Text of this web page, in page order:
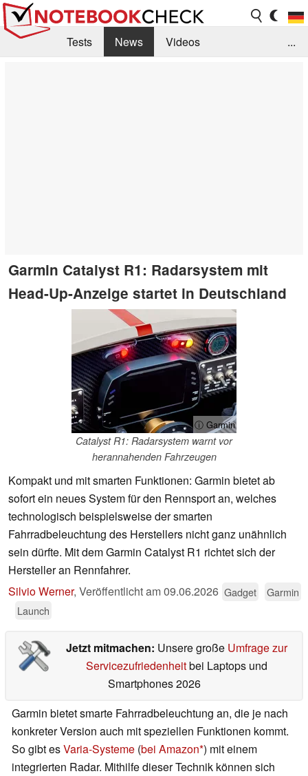
Tests News
Videos
...
Garmin Catalyst R1: Radarsystem mit
Head-Up-Anzeige startet in Deutschland
ⓘ Garmin
Catalyst R1: Radarsystem warnt vor
herannahenden Fahrzeugen
Kompakt und mit smarten Funktionen: Garmin bietet ab
sofort ein neues System für den Rennsport an, welches
technologisch beispielsweise der smarten
Fahrradbeleuchtung des Herstellers nicht ganz unähnlich
sein dürfte. Mit dem Garmin Catalyst R1 richtet sich der
Hersteller an Rennfahrer.
Silvio Werner, Veröffentlicht am09.06.2026 Gadget
Garmin
Launch
Jetzt mitmachen: Unsere große Umfrage zur
Servicezufriedenheitbei Laptops und
Smartphones 2026
Garmin bietet smarte Fahrradbeleuchtung an, die je nach
konkreter Version auch mit speziellen Funktionen kommt.
So gibt esVaria-Systeme (bei Amazon ) mit einem
integrierten Radar. Mithilfe dieser Technik können sich